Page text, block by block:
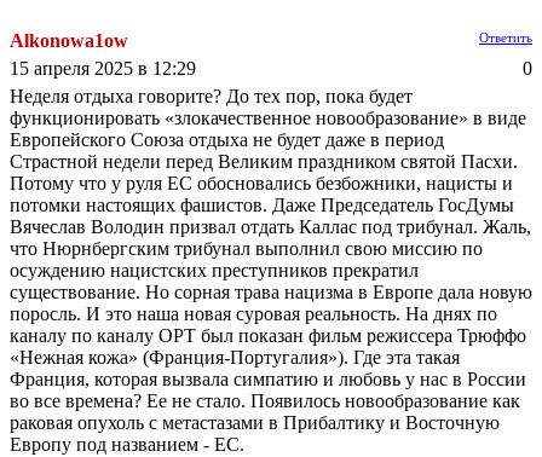
Alkonowa1ow Ответить
0
15 апреля 2025 в 12:29
Неделя отдыха говорите? До тех пор, пока будет
функционировать «злокачественное новообразование» в виде
Европейского Союза отдыха не будет даже в период
Страстной недели перед Великим праздником святой Пасхи.
Потому что у руля ЕС обосновались безбожники, нацисты и
потомки настоящих фашистов. Даже Председатель ГосДумы
Вячеслав Володин призвал отдать Каллас под трибунал. Жаль,
что Нюрнбергским трибунал выполнил свою миссию по
осуждению нацистских преступников прекратил
существование. Но сорная трава нацизма в Европе дала новую
поросль. И это наша новая суровая реальность. На днях по
каналу по каналу ОРТ был показан фильм режиссера Трюффо
«Нежная кожа» (Франция-Португалия»). Где эта такая
Франция, которая вызвала симпатию и любовь у нас в России
во все времена? Ее не стало. Появилось новообразование как
раковая опухоль с метастазами в Прибалтику и Восточную
Европу под названием - ЕС.